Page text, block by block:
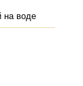
на воде